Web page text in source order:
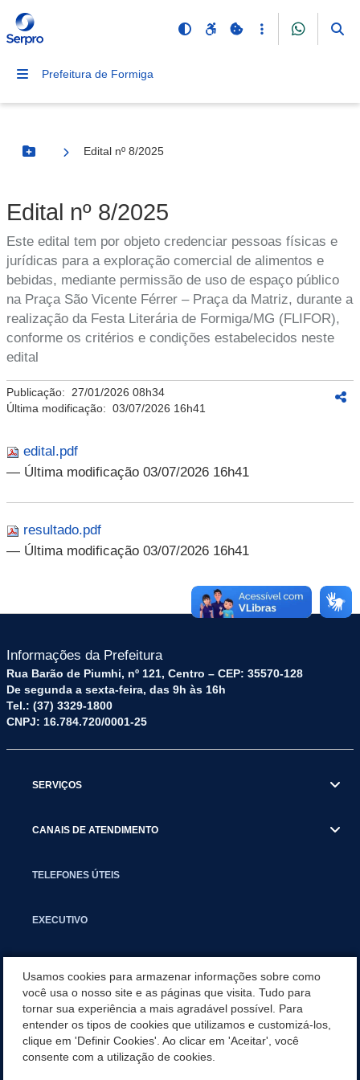
Prefeitura de Formiga
Botão Menu
Edital nº 8/2025
Edital nº 8/2025
Este edital tem por objeto credenciar pessoas físicas e
jurídicas para a exploração comercial de alimentos e
bebidas, mediante permissão de uso de espaço público
na Praça São Vicente Férrer – Praça da Matriz, durante a
realização da Festa Literária de Formiga/MG (FLIFOR),
conforme os critérios e condições estabelecidos neste
edital
Publicação: 27/01/2026 08h34
Última modificação: 03/07/2026 16h41
edital.pdf
— Última modificação 03/07/2026 16h41
resultado.pdf
— Última modificação 03/07/2026 16h41
Informações da Prefeitura
Rua Barão de Piumhi, nº 121, Centro – CEP: 35570-128
De segunda a sexta-feira, das 9h às 16h
Tel.: (37) 3329-1800
CNPJ: 16.784.720/0001-25
SERVIÇOS
CANAIS DE ATENDIMENTO
TELEFONES ÚTEIS
EXECUTIVO
APLICATIVO
SECRETARIAS
Usamos cookies para armazenar informações sobre como
você usa o nosso site e as páginas que visita. Tudo para
tornar sua experiência a mais agradável possível. Para
entender os tipos de cookies que utilizamos e customizá-los,
clique em 'Definir Cookies'. Ao clicar em 'Aceitar', você
consente com a utilização de cookies.